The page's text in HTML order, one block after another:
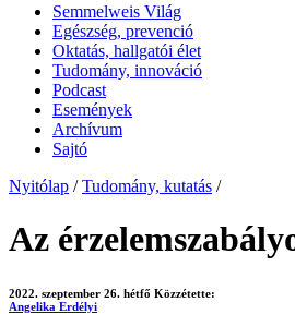
Semmelweis Világ
Egészség, prevenció
Oktatás, hallgatói élet
Tudomány, innováció
Podcast
Események
Archívum
Sajtó
Nyitólap / Tudomány, kutatás /
Az
2022. szeptember 26. hétfő Közzétette:
Angelika Erdélyi